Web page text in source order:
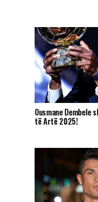
Ousmane
të Artë 2025!